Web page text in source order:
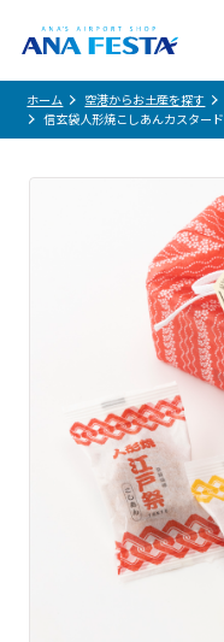
ホーム 空港からお土産を探す
信玄袋人形焼こしあんカスタード